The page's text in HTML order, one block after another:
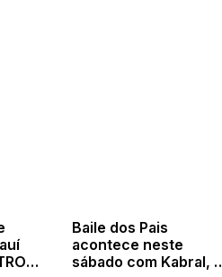
Baile dos Pais
acontece neste
sábado com Kabral, o